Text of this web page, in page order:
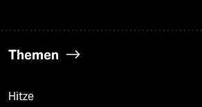
Themen
Hitze